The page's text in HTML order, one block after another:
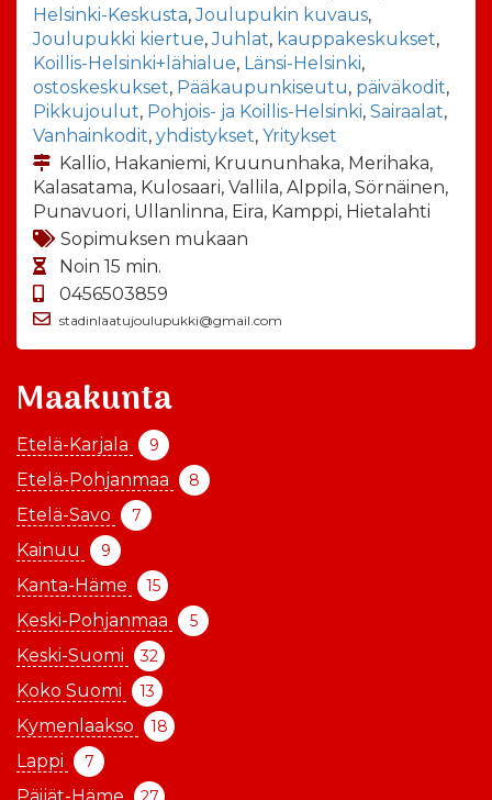
Helsinki-Keskusta,Joulupukin kuvaus,
Joulupukki kiertue,Juhlat, kauppakeskukset,
Koillis-Helsinki+lähialue, Länsi-Helsinki,
ostoskeskukset, Pääkaupunkiseutu, päiväkodit,
Pikkujoulut, Pohjois- ja Koillis-Helsinki, Sairaalat,
Vanhainkodit, yhdistykset, Yritykset
Kallio, Hakaniemi, Kruununhaka, Merihaka,
Kalasatama, Kulosaari, Vallila, Alppila, Sörnäinen,
Punavuori, Ullanlinna, Eira, Kamppi, Hietalahti
Sopimuksen mukaan
Noin 15 min.
0456503859
stadinlaatujoulupukki@gmail.com
Maakunta
Etelä-Karjala 9
Etelä-Pohjanmaa 8
Etelä-Savo 7
Kainuu 9
Kanta-Häme 15
Keski-Pohjanmaa 5
Keski-Suomi 32
Koko Suomi 13
Kymenlaakso 18
Lappi 7
Päijät-Häme